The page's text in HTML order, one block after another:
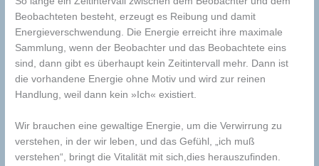
Beobachteten besteht, erzeugt es Reibung und damit
Energieverschwendung. Die Energie erreicht ihre maximale
Sammlung, wenn der Beobachter und das Beobachtete eins
sind, dann gibt es überhaupt kein Zeitintervall mehr. Dann ist
die vorhandene Energie ohne Motiv und wird zur reinen
Handlung, weil dann kein »Ich« existiert.
Wir brauchen eine gewaltige Energie, um die Verwirrung zu
verstehen, in der wir leben, und das Gefühl, „ich muß
verstehen“, bringt die Vitalität mit sich,dies herauszufinden.